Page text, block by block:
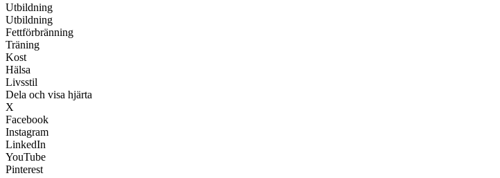
Utbildning
Utbildning
Fettförbränning
Träning
Kost
Hälsa
Livsstil
Dela och visa hjärta
X
Facebook
Instagram
LinkedIn
YouTube
Pinterest